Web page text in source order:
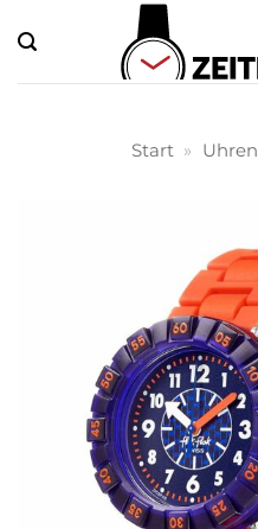
Inhalt
springen
Start » Uhren